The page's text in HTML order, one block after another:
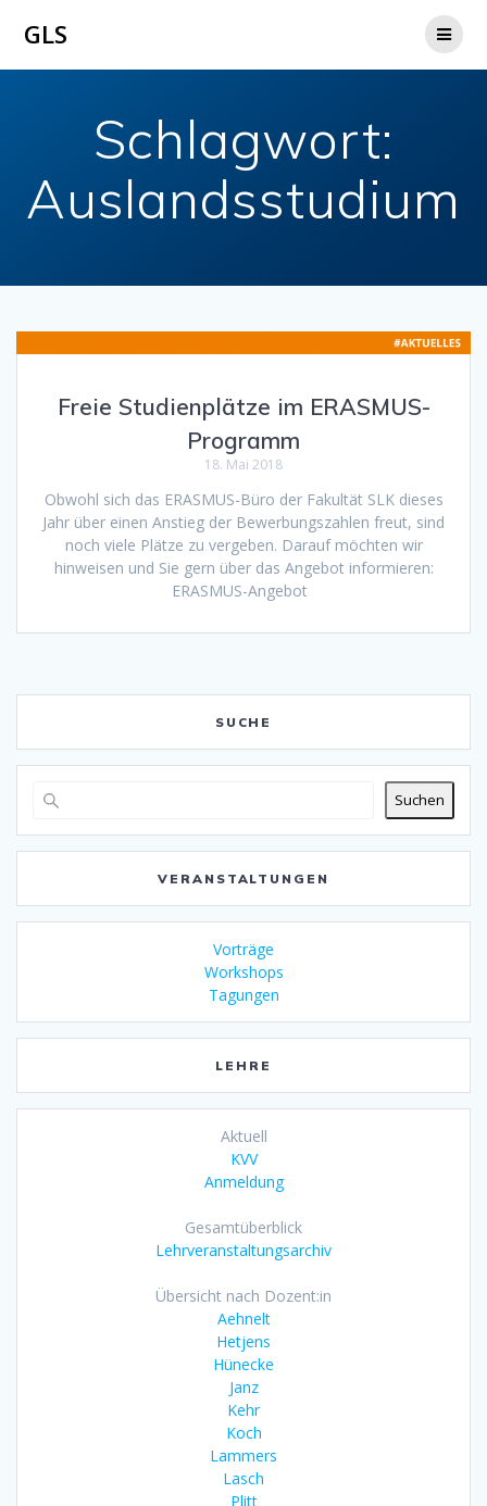
GLS
Schlagwort:
Auslandsstudium
Freie Studienplätze im ERASMUS-
Programm
18. Mai 2018
Obwohl sich das ERASMUS-Büro der Fakultät SLK dieses
Jahr über einen Anstieg der Bewerbungszahlen freut, sind
noch viele Plätze zu vergeben. Darauf möchten wir
hinweisen und Sie gern über das Angebot informieren:
ERASMUS-Angebot
SUCHE
Suchen
VERANSTALTUNGEN
Vorträge
Workshops
Tagungen
LEHRE
Aktuell
KVV
Anmeldung
Gesamtüberblick
Lehrveranstaltungsarchiv
Übersicht nach Dozent:in
Aehnelt
Hetjens
Hünecke
Janz
Kehr
Koch
Lammers
Lasch
Plitt